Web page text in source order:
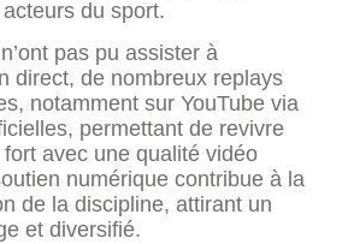
du sport.
pas pu assister à
direct, de nombreux replays
notamment sur YouTube via
permettant de revivre
avec une qualité vidéo
numérique contribue à la
de la discipline, attirant un
et diversifié.